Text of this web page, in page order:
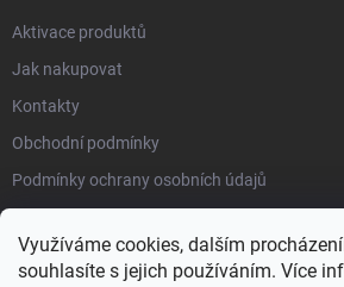
Využíváme cookies, dalším
souhlasíte s jejich používáním. Více
Aktivace produktů
Jak nakupovat
Kontakty
Obchodní podmínky
Podmínky ochrany osobních údajů